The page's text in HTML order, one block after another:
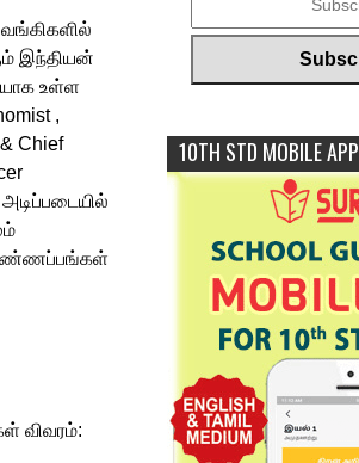
இந்தியன்
உள்ள
,
Chief
விவரம்:
10TH STD MOBILE APP